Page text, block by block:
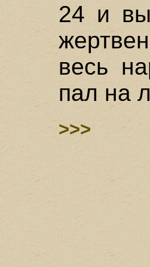
24 и
весь
пал на
>>>